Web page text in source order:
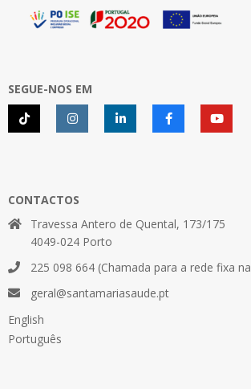
Maria Arranz
Melani Silva
Paulo Jorge
SEGUE-NOS EM
CONTACTOS
Travessa Antero de Quental, 173/175
4049-024 Porto
225 098 664 (Chamada para a rede fixa
geral@santamariasaude.pt
English
Português